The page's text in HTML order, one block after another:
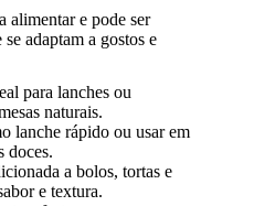
alimentar e pode ser
adaptam a gostos e
para lanches ou
naturais.
lanche rápido ou usar em
doces.
a bolos, tortas e
e textura.